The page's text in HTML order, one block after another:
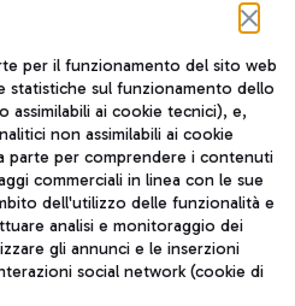
di Fiumicino da Roma
JOURNAL
ITA
per il funzionamento del sito web
sul funzionamento dello
assimilabili ai cookie tecnici), e,
non assimilabili ai cookie
parte per comprendere i contenuti
commerciali in linea con le sue
dell'utilizzo delle funzionalità e
analisi e monitoraggio dei
gli annunci e le inserzioni
social network (cookie di